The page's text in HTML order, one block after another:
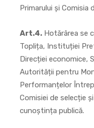
Primarului și Comisia
Art.4. Hotărârea se
Toplița, Instituției
Direcției economice,
Autorității pentru
Performanțelor
Comisiei de selecție
cunoștința publică.